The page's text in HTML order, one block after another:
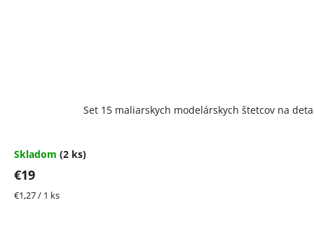
Set 15 maliarskych modelárskych štetcov na
Skladom (2 ks)
€19
Jednotková
€1,27 / 1 ks